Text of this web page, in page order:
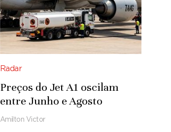
Radar
Preços do Jet A1 oscilam
entre Junho e Agosto
Amilton Victor